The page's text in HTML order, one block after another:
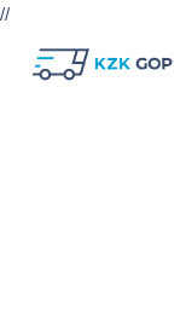
//